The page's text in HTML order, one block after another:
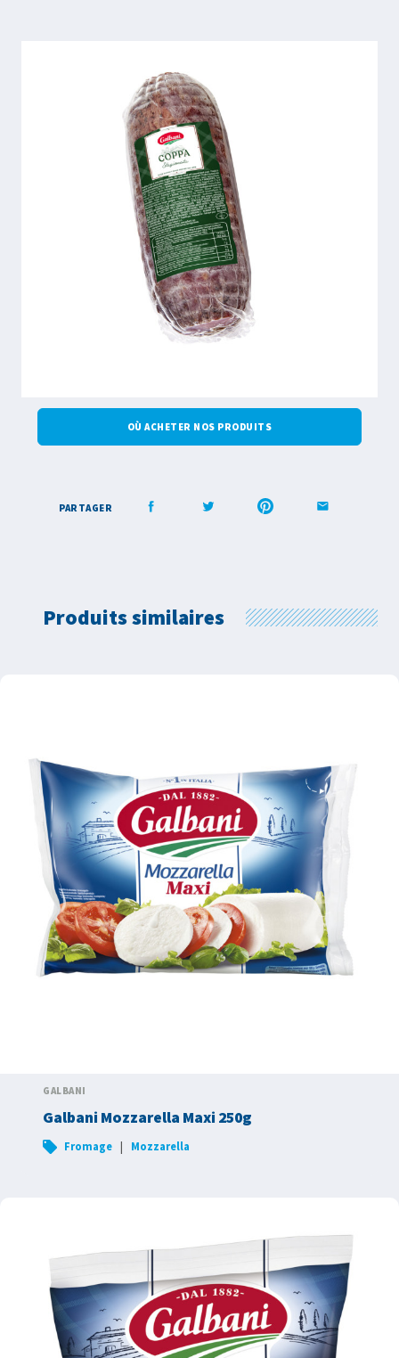
OÙ ACHETER NOS PRODUITS
PARTAGER
Produits similaires
GALBANI
Galbani Mozzarella Maxi 250g
Fromage | Mozzarella